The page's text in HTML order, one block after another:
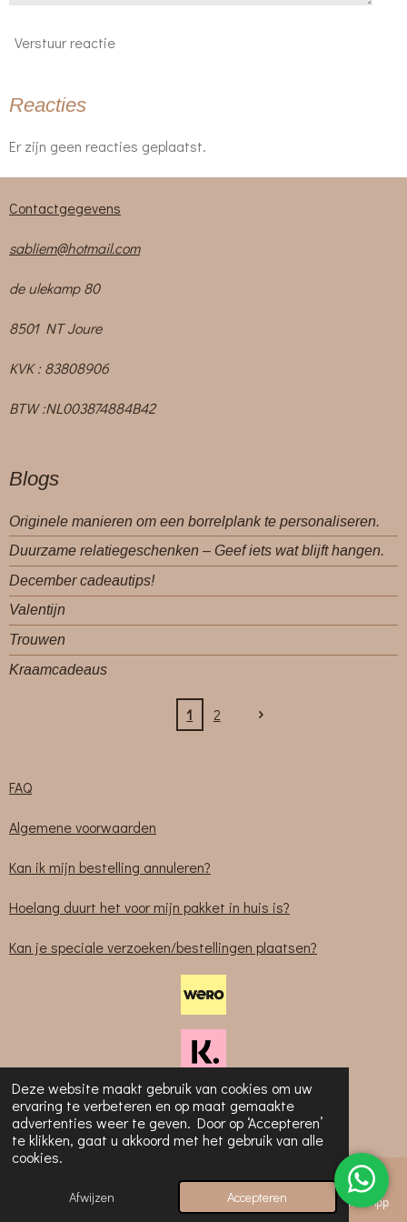
Deze website maakt gebruik van cookies om uw
ervaring te verbeteren en op maat gemaakte
advertenties weer te geven. Door op ‘Accepteren’
te klikken, gaat u akkoord met het gebruik van alle
cookies.
Afwijzen Accepteren
Verstuur reactie
Reacties
Er zijn geen reacties geplaatst.
Contactgegevens
sabliem@hotmail.com
de ulekamp 80
8501 NT Joure
KVK : 83808906
BTW :NL003874884B42
Blogs
Originele manieren om een borrelplank te personaliseren.
Duurzame relatiegeschenken – Geef iets wat blijft hangen.
December cadeautips!
Valentijn
Trouwen
Kraamcadeaus
1 2
FAQ
Algemene voorwaarden
Kan ik mijn bestelling annuleren?
Hoelang duurt het voor mijn pakket in huis is?
Kan je speciale verzoeken/bestellingen plaatsen?
© 2023-2025 Sabliem
E-mailadres Telefoonnummer Kaart Instagram WhatsApp